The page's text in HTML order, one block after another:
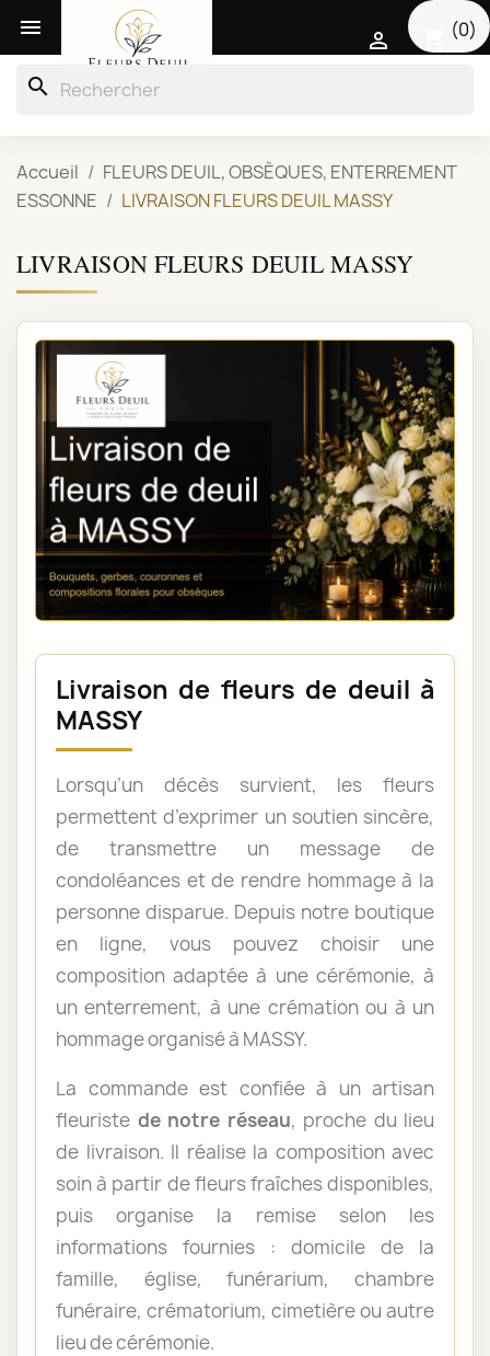
 (0)

search
Accueil
FLEURS DEUIL, OBSÈQUES, ENTERREMENT
ESSONNE
LIVRAISON FLEURS DEUIL MASSY
LIVRAISON FLEURS DEUIL MASSY
Livraison de fleurs de deuil à
MASSY
Lorsqu’un décès survient, les fleurs
permettent d’exprimer un soutien sincère,
de transmettre un message de
condoléances et de rendre hommage à la
personne disparue. Depuis notre boutique
en ligne, vous pouvez choisir une
composition adaptée à une cérémonie, à
un enterrement, à une crémation ou à un
hommage organisé à MASSY.
La commande est confiée à un artisan
fleuriste de notre réseau, proche du lieu
de livraison. Il réalise la composition avec
soin à partir de fleurs fraîches disponibles,
puis organise la remise selon les
informations fournies : domicile de la
famille, église, funérarium, chambre
funéraire, crématorium, cimetière ou autre
lieu de cérémonie.